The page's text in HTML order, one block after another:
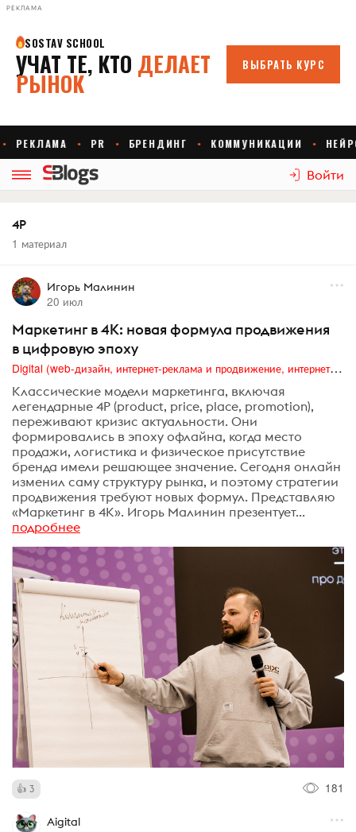
РЕКЛАМА
Войти
4P
1 материал
Игорь Малинин
20 июл
Маркетинг в 4K: новая формула продвижения
в цифровую эпоху
Digital (web-дизайн, интернет-реклама и продвижение, интернет-сообщества и блоги, интернет-коммуникации, мобильный маркетинг, реклама на цифровых экранах)
Классические модели маркетинга, включая
легендарные 4P (product, price, place, promotion),
переживают кризис актуальности. Они
формировались в эпоху офлайна, когда место
продажи, логистика и физическое присутствие
бренда имели решающее значение. Сегодня онлайн
изменил саму структуру рынка, и поэтому стратегии
продвижения требуют новых формул. Представляю
«Маркетинг в 4К». Игорь Малинин презентует...
подробнее
3 181
Aigital